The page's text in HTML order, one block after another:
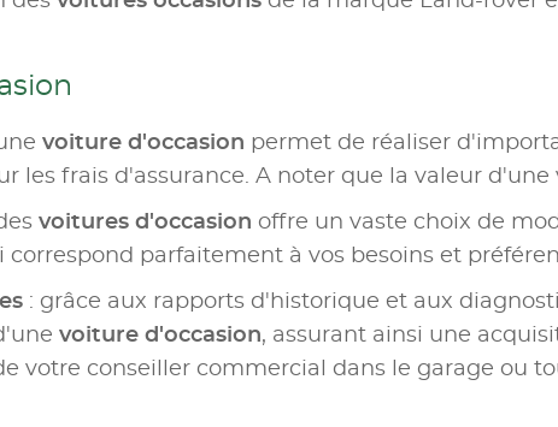
voiture d'occasion permet de réaliser
les frais d'assurance. A noter que la valeur
voitures d'occasion offre un vaste choix de
parfaitement à vos besoins et
: grâce aux rapports d'historique et aux
voiture d'occasion, assurant ainsi une
votre conseiller commercial dans le garage ou